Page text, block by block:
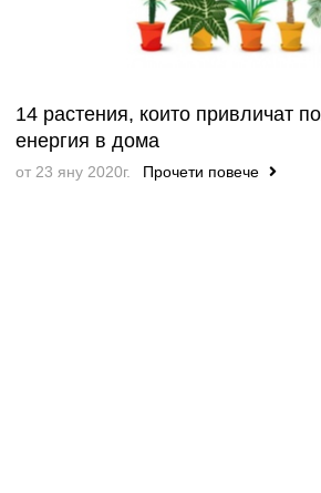
14 растения, които привличат
енергия в дома
от 23 яну 2020г. Прочети повече